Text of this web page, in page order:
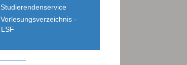
Studierendenservice
Vorlesungsverzeichnis -
LSF